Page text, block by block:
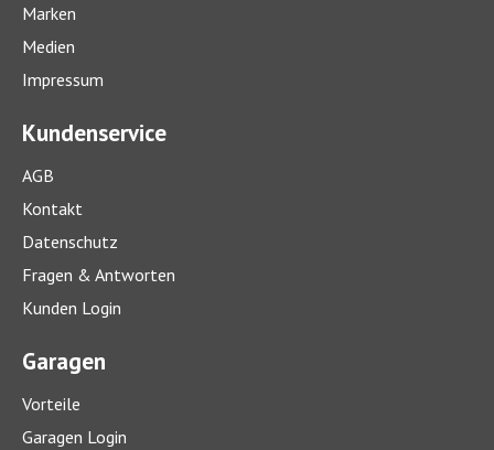
Marken
Medien
Impressum
Kundenservice
AGB
Kontakt
Datenschutz
Fragen & Antworten
Kunden Login
Garagen
Vorteile
Garagen Login